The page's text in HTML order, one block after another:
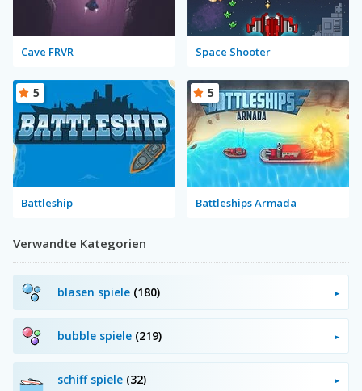
Cave FRVR Space Shooter
Battleship
5
Battleships Armada
5
Verwandte Kategorien
blasen spiele (180)
bubble spiele (219)
schiff spiele (32)